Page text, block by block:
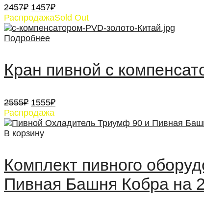
2457₽ Первоначальная
цена
составляла
2457₽.
1457₽Текущая
цена:
1457₽.
РаспродажаSold Out
Подробнее
Кран пивной с
2555₽ Первоначальная
цена
составляла
2555₽.
1555₽Текущая
1555₽.
Распродажа
В корзину
Комплект пивного
Пивная Башня Кобра на